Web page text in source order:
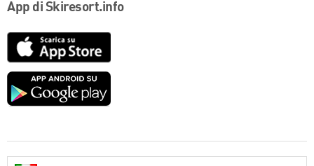
App di Skiresort.info
Google